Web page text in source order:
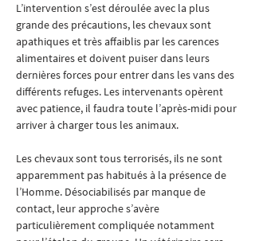
L’intervention s’est déroulée avec la plus
grande des précautions, les chevaux sont
apathiques et très affaiblis par les carences
alimentaires et doivent puiser dans leurs
dernières forces pour entrer dans les vans des
différents refuges. Les intervenants opèrent
avec patience, il faudra toute l’après-midi pour
arriver à charger tous les animaux.
Les chevaux sont tous terrorisés, ils ne sont
apparemment pas habitués à la présence de
l’Homme. Désociabilisés par manque de
contact, leur approche s’avère
particulièrement compliquée notamment